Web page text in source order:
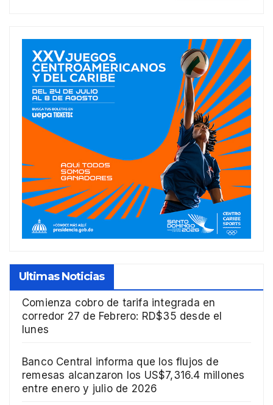
Ultimas Noticias
Comienza cobro de tarifa integrada en
corredor 27 de Febrero: RD$35 desde el
lunes
Banco Central informa que los flujos de
remesas alcanzaron los US$7,316.4 millones
entre enero y julio de 2026